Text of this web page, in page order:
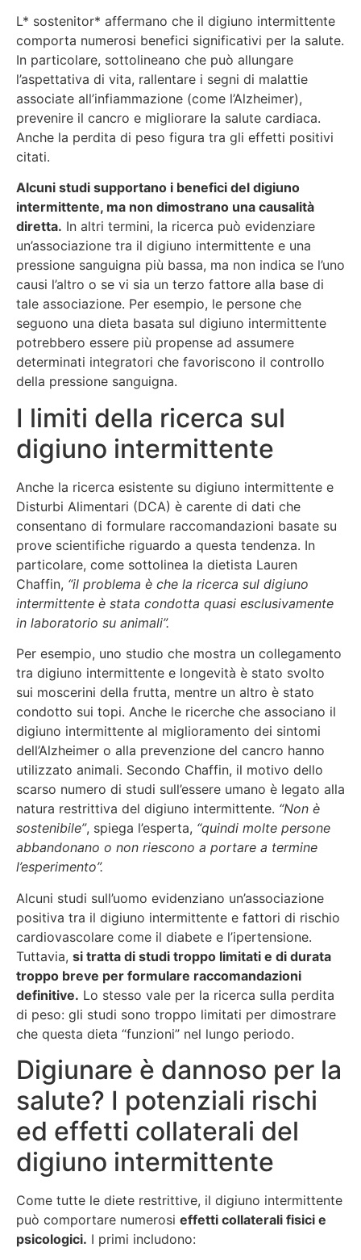
L* sostenitor* affermano che il digiuno intermittente
comporta numerosi benefici significativi per la salute.
In particolare, sottolineano che può allungare
l’aspettativa di vita, rallentare i segni di malattie
associate all’infiammazione (come l’Alzheimer),
prevenire il cancro e migliorare la salute cardiaca.
Anche la perdita di peso figura tra gli effetti positivi
citati.
Alcuni studi supportano i benefici del digiuno
intermittente, ma non dimostrano una causalità
diretta. In altri termini, la ricerca può evidenziare
un’associazione tra il digiuno intermittente e una
pressione sanguigna più bassa, ma non indica se l’uno
causi l’altro o se vi sia un terzo fattore alla base di
tale associazione. Per esempio, le persone che
seguono una dieta basata sul digiuno intermittente
potrebbero essere più propense ad assumere
determinati integratori che favoriscono il controllo
della pressione sanguigna.
I limiti della ricerca sul
digiuno intermittente
Anche la ricerca esistente su digiuno intermittente e
Disturbi Alimentari (DCA) è carente di dati che
consentano di formulare raccomandazioni basate su
prove scientifiche riguardo a questa tendenza. In
particolare, come sottolinea la dietista Lauren
Chaffin, “il problema è che la ricerca sul digiuno
intermittente è stata condotta quasi esclusivamente
in laboratorio su animali”.
Per esempio, uno studio che mostra un collegamento
tra digiuno intermittente e longevità è stato svolto
sui moscerini della frutta, mentre un altro è stato
condotto sui topi. Anche le ricerche che associano il
digiuno intermittente al miglioramento dei sintomi
dell’Alzheimer o alla prevenzione del cancro hanno
utilizzato animali. Secondo Chaffin, il motivo dello
scarso numero di studi sull’essere umano è legato alla
natura restrittiva del digiuno intermittente. “Non è
sostenibile”, spiega l’esperta, “quindi molte persone
abbandonano o non riescono a portare a termine
l’esperimento”.
Alcuni studi sull’uomo evidenziano un’associazione
positiva tra il digiuno intermittente e fattori di rischio
cardiovascolare come il diabete e l’ipertensione.
Tuttavia, si tratta di studi troppo limitati e di durata
troppo breve per formulare raccomandazioni
definitive. Lo stesso vale per la ricerca sulla perdita
di peso: gli studi sono troppo limitati per dimostrare
che questa dieta “funzioni” nel lungo periodo.
Digiunare è dannoso per la
salute? I potenziali rischi
ed effetti collaterali del
digiuno intermittente
Come tutte le diete restrittive, il digiuno intermittente
può comportare numerosi effetti collaterali fisici e
psicologici. I primi includono: